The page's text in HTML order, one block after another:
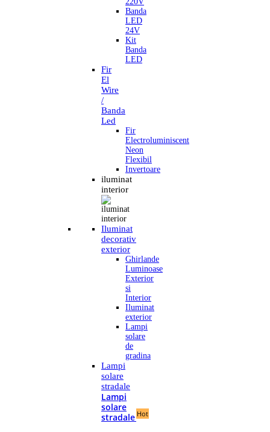
Banda
LED
24V
Kit
Banda
LED
Fir
El
Wire
/
Banda
Led
Fir
Electroluminiscent
Neon
Flexibil
Invertoare
iluminat
interior
Iluminat
decorativ
exterior
Ghirlande
Luminoase
Exterior
si
Interior
Iluminat
exterior
Lampi
solare
de
gradina
Lampi
solare
stradale
Lampi
solare
stradale Hot